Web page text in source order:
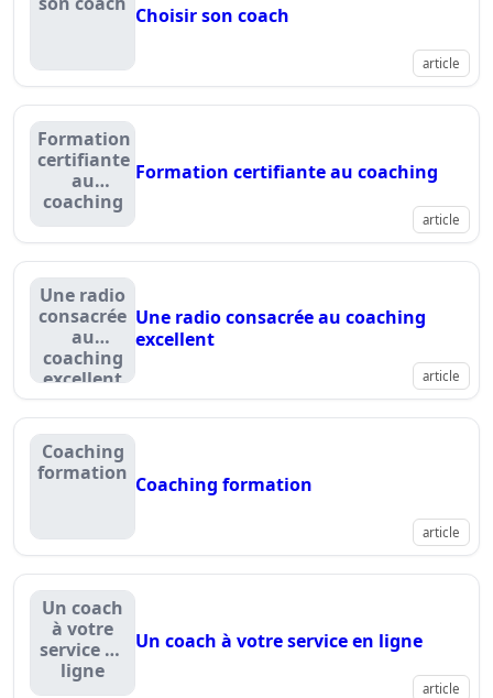
Choisir son coach
article
Formation
certifiante
au
coaching
Formation certifiante au coaching
article
Une radio
consacrée
au
coaching
excellent
Une radio consacrée au coaching
excellent
article
Coaching
formation Coaching formation
article
Un coach
à votre
service en
ligne
Un coach à votre service en ligne
article